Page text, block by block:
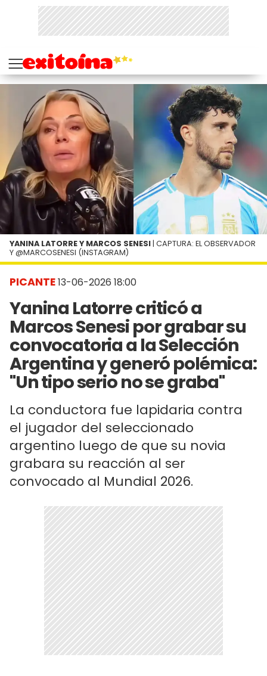
PICANTE13-06-2026 18:00
Yanina Latorre criticó a
Marcos Senesi por grabar su
convocatoria a la Selección
Argentina y generó polémica:
"Un tipo serio no se graba"
La conductora fue lapidaria contra
el jugador del seleccionado
argentino luego de que su novia
grabara su reacción al ser
convocado al Mundial 2026.
YANINA LATORRE Y MARCOS SENESI | CAPTURA: EL OBSERVADOR
Y @MARCOSENESI (INSTAGRAM)